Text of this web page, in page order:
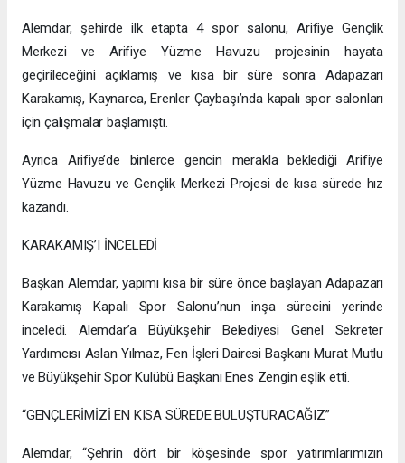
Alemdar, şehirde ilk etapta 4 spor salonu, Arifiye Gençlik
Merkezi ve Arifiye Yüzme Havuzu projesinin hayata
geçirileceğini açıklamış ve kısa bir süre sonra Adapazarı
Karakamış, Kaynarca, Erenler Çaybaşı’nda kapalı spor salonları
için çalışmalar başlamıştı.
Ayrıca Arifiye’de binlerce gencin merakla beklediği Arifiye
Yüzme Havuzu ve Gençlik Merkezi Projesi de kısa sürede hız
kazandı.
KARAKAMIŞ’I İNCELEDİ
Başkan Alemdar, yapımı kısa bir süre önce başlayan Adapazarı
Karakamış Kapalı Spor Salonu’nun inşa sürecini yerinde
inceledi. Alemdar’a Büyükşehir Belediyesi Genel Sekreter
Yardımcısı Aslan Yılmaz, Fen İşleri Dairesi Başkanı Murat Mutlu
ve Büyükşehir Spor Kulübü Başkanı Enes Zengin eşlik etti.
“GENÇLERİMİZİ EN KISA SÜREDE BULUŞTURACAĞIZ”
Alemdar, “Şehrin dört bir köşesinde spor yatırımlarımızın